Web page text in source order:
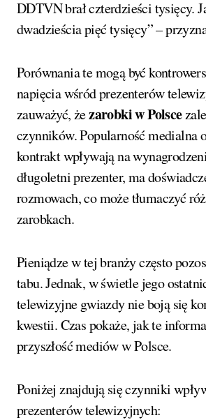
DDTVN brał czterdzieści tysięcy.
dwadzieścia pięć tysięcy” –
Porównania te mogą być
napięcia wśród prezenterów
zauważyć, żezarobki w Polsce
czynników. Popularność medialna
kontrakt wpływają na
długoletni prezenter, ma
rozmowach, co może tłumaczyć
zarobkach.
Pieniądze w tej branży często
tabu. Jednak, w świetle jego
telewizyjne gwiazdy nie boją się
kwestii. Czas pokaże, jak te
przyszłość mediów w Polsce.
Poniżej znajdują się czynniki
prezenterów telewizyjnych: